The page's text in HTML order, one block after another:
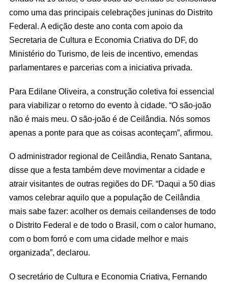
como uma das principais celebrações juninas do Distrito
Federal. A edição deste ano conta com apoio da
Secretaria de Cultura e Economia Criativa do DF, do
Ministério do Turismo, de leis de incentivo, emendas
parlamentares e parcerias com a iniciativa privada.
Para Edilane Oliveira, a construção coletiva foi essencial
para viabilizar o retorno do evento à cidade. “O são-joão
não é mais meu. O são-joão é de Ceilândia. Nós somos
apenas a ponte para que as coisas aconteçam”, afirmou.
O administrador regional de Ceilândia, Renato Santana,
disse que a festa também deve movimentar a cidade e
atrair visitantes de outras regiões do DF. “Daqui a 50 dias
vamos celebrar aquilo que a população de Ceilândia
mais sabe fazer: acolher os demais ceilandenses de todo
o Distrito Federal e de todo o Brasil, com o calor humano,
com o bom forró e com uma cidade melhor e mais
organizada”, declarou.
O secretário de Cultura e Economia Criativa, Fernando